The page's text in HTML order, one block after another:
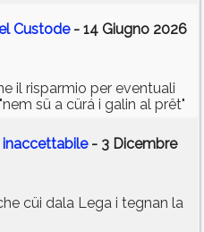
Custode- 14 Giugno 2026
il risparmio per eventuali
sü a cürá i galin al prêt"
inaccettabile- 3 Dicembre
cüi dala Lega i tegnan la